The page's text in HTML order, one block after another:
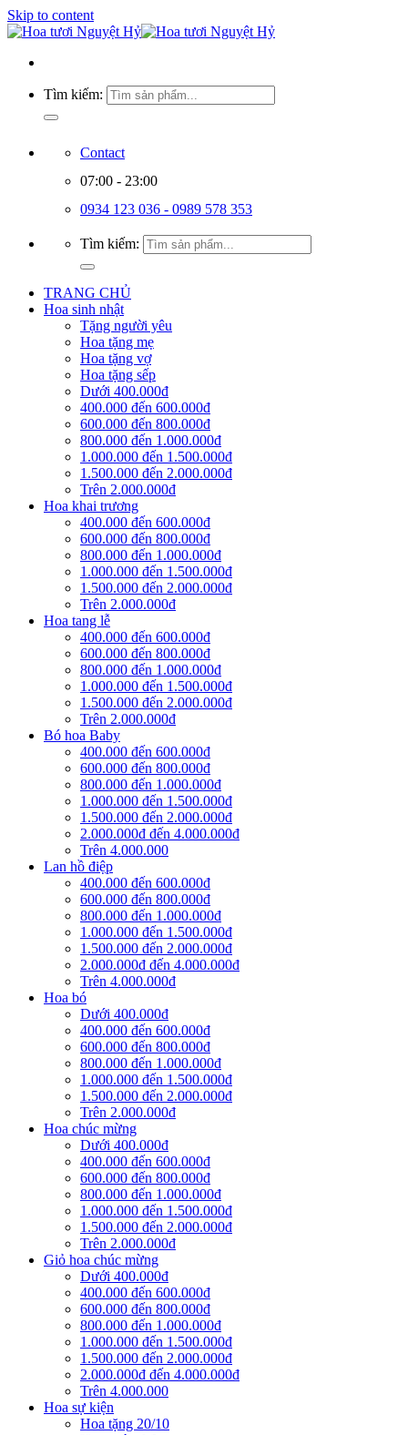
Skip to content
Tìm kiếm:
Contact
07:00 - 23:00
0934 123 036 - 0989 578 353
Tìm kiếm:
TRANG CHỦ
Hoa sinh nhật
Tặng người yêu
Hoa tặng mẹ
Hoa tặng vợ
Hoa tặng sếp
Dưới 400.000đ
400.000 đến 600.000đ
600.000 đến 800.000đ
800.000 đến 1.000.000đ
1.000.000 đến 1.500.000đ
1.500.000 đến 2.000.000đ
Trên 2.000.000đ
Hoa khai trương
400.000 đến 600.000đ
600.000 đến 800.000đ
800.000 đến 1.000.000đ
1.000.000 đến 1.500.000đ
1.500.000 đến 2.000.000đ
Trên 2.000.000đ
Hoa tang lễ
400.000 đến 600.000đ
600.000 đến 800.000đ
800.000 đến 1.000.000đ
1.000.000 đến 1.500.000đ
1.500.000 đến 2.000.000đ
Trên 2.000.000đ
Bó hoa Baby
400.000 đến 600.000đ
600.000 đến 800.000đ
800.000 đến 1.000.000đ
1.000.000 đến 1.500.000đ
1.500.000 đến 2.000.000đ
2.000.000đ đến 4.000.000đ
Trên 4.000.000
Lan hồ điệp
400.000 đến 600.000đ
600.000 đến 800.000đ
800.000 đến 1.000.000đ
1.000.000 đến 1.500.000đ
1.500.000 đến 2.000.000đ
2.000.000đ đến 4.000.000đ
Trên 4.000.000đ
Hoa bó
Dưới 400.000đ
400.000 đến 600.000đ
600.000 đến 800.000đ
800.000 đến 1.000.000đ
1.000.000 đến 1.500.000đ
1.500.000 đến 2.000.000đ
Trên 2.000.000đ
Hoa chúc mừng
Dưới 400.000đ
400.000 đến 600.000đ
600.000 đến 800.000đ
800.000 đến 1.000.000đ
1.000.000 đến 1.500.000đ
1.500.000 đến 2.000.000đ
Trên 2.000.000đ
Giỏ hoa chúc mừng
Dưới 400.000đ
400.000 đến 600.000đ
600.000 đến 800.000đ
800.000 đến 1.000.000đ
1.000.000 đến 1.500.000đ
1.500.000 đến 2.000.000đ
2.000.000đ đến 4.000.000đ
Trên 4.000.000
Hoa sự kiện
Hoa tặng 20/10